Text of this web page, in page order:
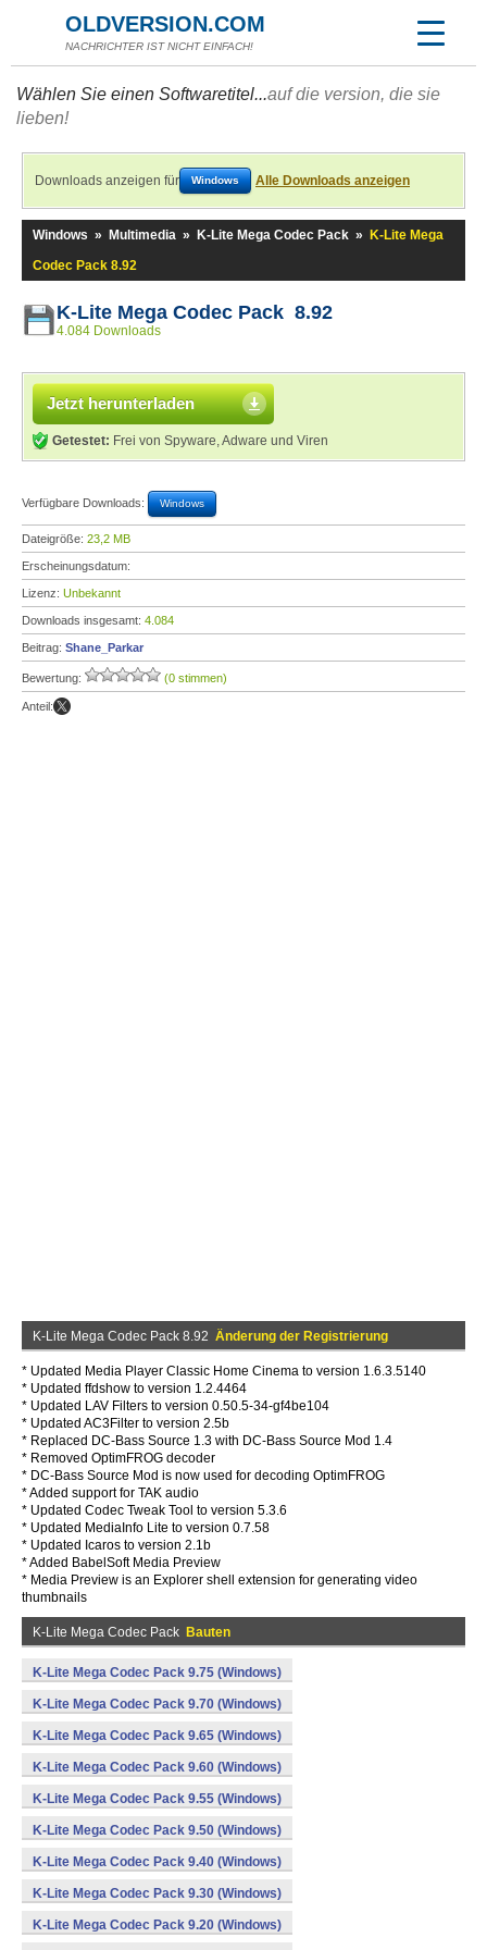
OLDVERSION.COM
NACHRICHTER IST NICHT EINFACH!
Wählen Sie einen Softwaretitel...auf die version, die sie
lieben!
Downloads anzeigen für Windows Alle Downloads anzeigen
Windows » Multimedia » K-Lite Mega Codec Pack »
K-Lite Mega
Codec Pack 8.92
K-Lite Mega Codec Pack 8.92
4.084 Downloads
Jetzt herunterladen
Getestet: Frei von Spyware, Adware und Viren
Verfügbare Downloads: Windows
Dateigröße: 23,2 MB
Erscheinungsdatum:
Lizenz: Unbekannt
Downloads insgesamt: 4.084
Beitrag: Shane_Parkar
Bewertung: (0 stimmen)
Anteil:
K-Lite Mega Codec Pack 8.92 Änderung der Registrierung
* Updated Media Player Classic Home Cinema to version 1.6.3.5140
* Updated ffdshow to version 1.2.4464
* Updated LAV Filters to version 0.50.5-34-gf4be104
* Updated AC3Filter to version 2.5b
* Replaced DC-Bass Source 1.3 with DC-Bass Source Mod 1.4
* Removed OptimFROG decoder
* DC-Bass Source Mod is now used for decoding OptimFROG
* Added support for TAK audio
* Updated Codec Tweak Tool to version 5.3.6
* Updated MediaInfo Lite to version 0.7.58
* Updated Icaros to version 2.1b
* Added BabelSoft Media Preview
* Media Preview is an Explorer shell extension for generating video
thumbnails
K-Lite Mega Codec Pack Bauten
K-Lite Mega Codec Pack 9.75 (Windows)
K-Lite Mega Codec Pack 9.70 (Windows)
K-Lite Mega Codec Pack 9.65 (Windows)
K-Lite Mega Codec Pack 9.60 (Windows)
K-Lite Mega Codec Pack 9.55 (Windows)
K-Lite Mega Codec Pack 9.50 (Windows)
K-Lite Mega Codec Pack 9.40 (Windows)
K-Lite Mega Codec Pack 9.30 (Windows)
K-Lite Mega Codec Pack 9.20 (Windows)